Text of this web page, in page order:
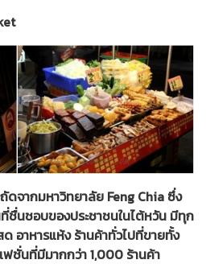
ดจากมหาวิทยาลัย Feng Chia ซึ่ง
นชอบของประชาชนในไต้หวัน มีทุก
ด อาหารแห้ง ร้านค้าทั่วไปที่ขายทั้ง
ฟชั่นที่มีมากกว่า 1,000 ร้านค้า